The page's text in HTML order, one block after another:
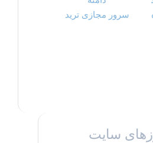
سرور مجازی ترید
سایت